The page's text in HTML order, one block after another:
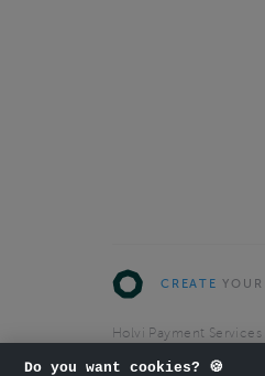
CREATE
Holvi Payment
Do you want cookies? 🍪